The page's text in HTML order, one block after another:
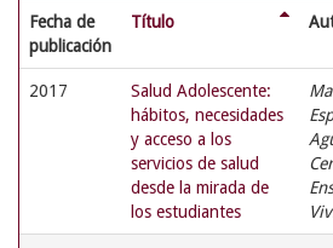
Fecha de
publicación
Título
2017
Salud Adolescente:
hábitos, necesidades
y acceso a los
servicios de salud
desde la mirada de
los estudiantes